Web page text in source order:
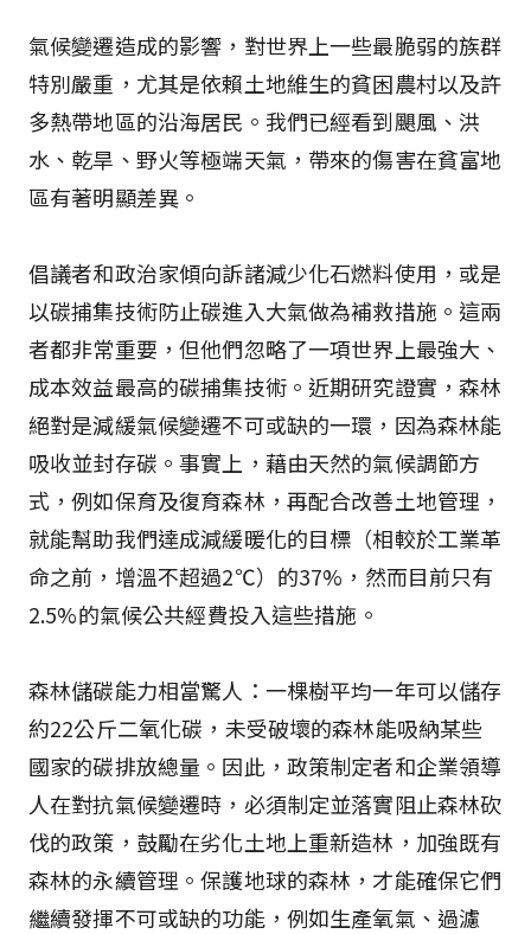
氣候變遷造成的影響，對世界上一些最脆弱的族群
特別嚴重，尤其是依賴土地維生的貧困農村以及許
多熱帶地區的沿海居民。我們已經看到颶風、洪
水、乾旱、野火等極端天氣，帶來的傷害在貧富地
區有著明顯差異。
倡議者和政治家傾向訴諸減少化石燃料使用，或是
以碳捕集技術防止碳進入大氣做為補救措施。這兩
者都非常重要，但他們忽略了一項世界上最強大、
成本效益最高的碳捕集技術。近期研究證實，森林
絕對是減緩氣候變遷不可或缺的一環，因為森林能
吸收並封存碳。事實上，藉由天然的氣候調節方
式，例如保育及復育森林，再配合改善土地管理，
就能幫助我們達成減緩暖化的目標（相較於工業革
命之前，增溫不超過2℃）的37%，然而目前只有
2.5%的氣候公共經費投入這些措施。
森林儲碳能力相當驚人：一棵樹平均一年可以儲存
約22公斤二氧化碳，未受破壞的森林能吸納某些
國家的碳排放總量。因此，政策制定者和企業領導
人在對抗氣候變遷時，必須制定並落實阻止森林砍
伐的政策，鼓勵在劣化土地上重新造林，加強既有
森林的永續管理。保護地球的森林，才能確保它們
繼續發揮不可或缺的功能，例如生產氧氣、過濾